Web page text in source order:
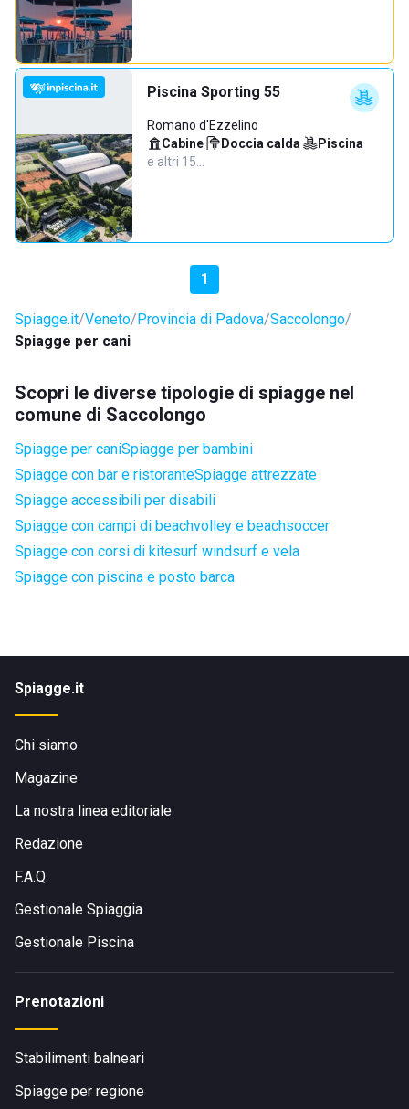
Piscina Sporting 55
Romano d'Ezzelino
Cabine· Doccia calda· Piscina·
e altri 15…
1
Spiagge.it Veneto Provincia di Padova Saccolongo
Spiagge per cani
Scopri le diverse tipologie di spiagge nel
comune di Saccolongo
Spiagge per caniSpiagge per bambini
Spiagge con bar e ristoranteSpiagge attrezzate
Spiagge accessibili per disabili
Spiagge con campi di beachvolley e beachsoccer
Spiagge con corsi di kitesurf windsurf e vela
Spiagge con piscina e posto barca
Spiagge.it
Chi siamo
Magazine
La nostra linea editoriale
Redazione
F.A.Q.
Gestionale Spiaggia
Gestionale Piscina
Prenotazioni
Stabilimenti balneari
Spiagge per regione